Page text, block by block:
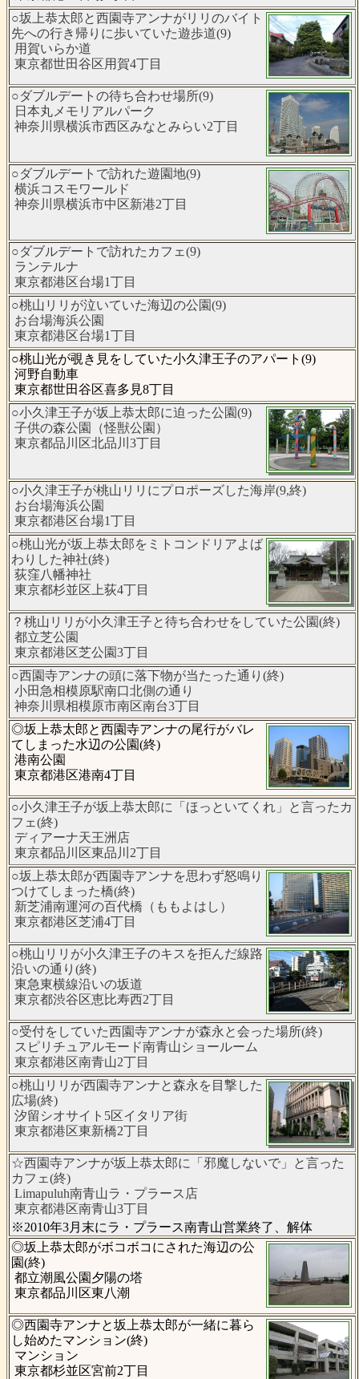
○坂上恭太郎と西園寺アンナがリリのバイト
先への行き帰りに歩いていた遊歩道(9)
用賀いらか道
東京都世田谷区用賀4丁目
○ダブルデートの待ち合わせ場所(9)
日本丸メモリアルパーク
神奈川県横浜市西区みなとみらい2丁目
○ダブルデートで訪れた遊園地(9)
横浜コスモワールド
神奈川県横浜市中区新港2丁目
○ダブルデートで訪れたカフェ(9)
ランテルナ
東京都港区台場1丁目
○桃山リリが泣いていた海辺の公園(9)
お台場海浜公園
東京都港区台場1丁目
○桃山光が覗き見をしていた小久津王子のアパート(9)
河野自動車
東京都世田谷区喜多見8丁目
○小久津王子が坂上恭太郎に迫った公園(9)
子供の森公園（怪獣公園）
東京都品川区北品川3丁目
○小久津王子が桃山リリにプロポーズした海岸(9,終)
お台場海浜公園
東京都港区台場1丁目
○桃山光が坂上恭太郎をミトコンドリアよば
わりした神社(終)
荻窪八幡神社
東京都杉並区上荻4丁目
？桃山リリが小久津王子と待ち合わせをしていた公園(終)
都立芝公園
東京都港区芝公園3丁目
○西園寺アンナの頭に落下物が当たった通り(終)
小田急相模原駅南口北側の通り
神奈川県相模原市南区南台3丁目
◎坂上恭太郎と西園寺アンナの尾行がバレ
てしまった水辺の公園(終)
港南公園
東京都港区港南4丁目
○小久津王子が坂上恭太郎に「ほっといてくれ」と言ったカ
フェ(終)
ディアーナ天王洲店
東京都品川区東品川2丁目
○坂上恭太郎が西園寺アンナを思わず怒鳴り
つけてしまった橋(終)
新芝浦南運河の百代橋（ももよはし）
東京都港区芝浦4丁目
○桃山リリが小久津王子のキスを拒んだ線路
沿いの通り(終)
東急東横線沿いの坂道
東京都渋谷区恵比寿西2丁目
○受付をしていた西園寺アンナが森永と会った場所(終)
スピリチュアルモード南青山ショールーム
東京都港区南青山2丁目
○桃山リリが西園寺アンナと森永を目撃した
広場(終)
汐留シオサイト5区イタリア街
東京都港区東新橋2丁目
☆西園寺アンナが坂上恭太郎に「邪魔しないで」と言った
カフェ(終)
Limapuluh南青山ラ・プラース店
東京都港区南青山3丁目
※2010年3月末にラ・プラース南青山営業終了、解体
◎坂上恭太郎がボコボコにされた海辺の公
園(終)
都立潮風公園夕陽の塔
東京都品川区東八潮
◎西園寺アンナと坂上恭太郎が一緒に暮ら
し始めたマンション(終)
マンション
東京都杉並区宮前2丁目